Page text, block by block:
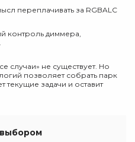
переплачивать за RGBALC
контроль диммера,
случаи» не существует. Но
позволяет собрать парк
задачи и оставит